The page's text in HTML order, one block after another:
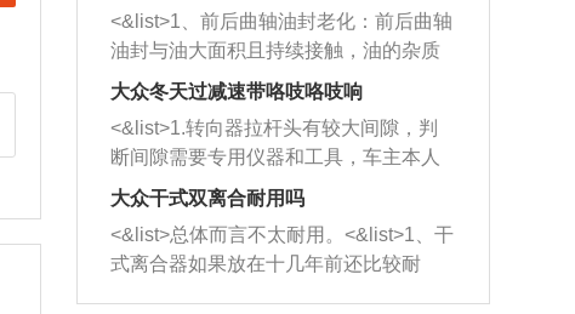
西取出来。但如果是因为积碳过多引起
的堵塞，就需要将三元催化器泡在草酸
洗剂对堵塞的情况得到解决，将清洗剂
放在燃油箱中，与燃油混合后，车辆启
动时，就可以和汽油一起进入到燃烧
室，最后形成废气排出，就可以让三元
催化器得到清洗，排气管堵塞的情况就
能够得到解决。
一圈半的练习，往右同样也要打相同的
圈数。 <&list>3、最后强调要反复练
习，这样就可以形成肌肉记忆，在真实
驾驶车辆时，不需要记忆也能打好方
向。
<&list>1、前后曲轴油封老化：前后曲轴
油封与油大面积且持续接触，油的杂质
和发动机内持续温度变化使其密封效果
逐渐减弱，导致渗油或漏油。<&list>2、
活塞间隙过大：积碳会使活塞环与缸体
的间隙扩大，导致机油流入燃烧室中，
造成烧机油。<&list>3、机油粘度。使用
机油粘度过小的话，同样会有烧机油现
象，机油粘度过小具有很好的流动性，
大众冬天过减速带咯吱咯吱响
<&list>1.转向器拉杆头有较大间隙，判
断间隙需要专用仪器和工具，车主本人
无法制作，需要将车辆送到修理厂或4s
店；<&list>2.车辆半轴套管防尘罩破
裂，破裂后会出现漏油现象，使半轴磨
损严重，磨损的半轴容易损坏，产生异
响；<&list>3.稳定器的转向胶套和球头
大众干式双离合耐用吗
<&list>总体而言不太耐用。<&list>1、干
式离合器如果放在十几年前还比较耐